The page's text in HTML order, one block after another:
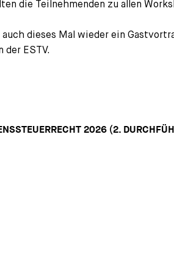
die Teilnehmenden zu allen
dieses Mal wieder ein
der ESTV.
2026 (2.